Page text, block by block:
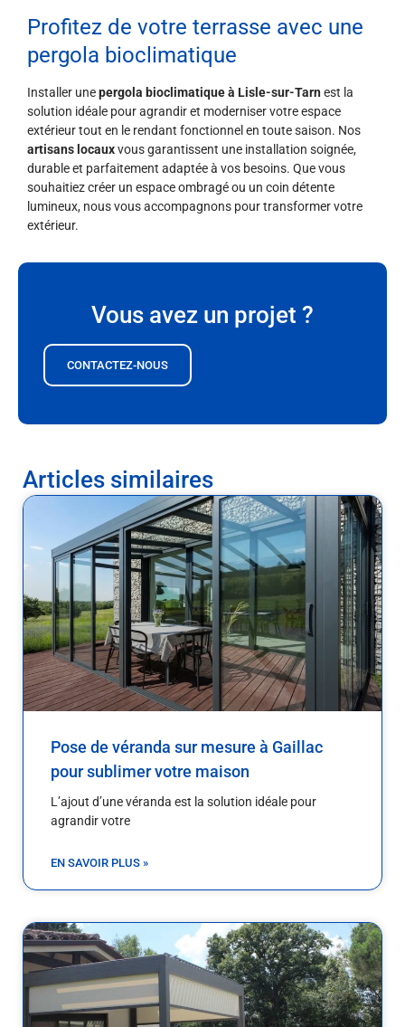
Vous avez un projet ?
CONTACTEZ-NOUS
Profitez de votre terrasse avec une
pergola bioclimatique
Installer unepergola bioclimatique à Lisle-sur-Tarnest la
solution idéale pour agrandir et moderniser votre espace
extérieur tout en le rendant fonctionnel en toute saison. Nos
artisans locauxvous garantissent une installation soignée,
durable et parfaitement adaptée à vos besoins. Que vous
souhaitiez créer un espace ombragé ou un coin détente
lumineux, nous vous accompagnons pour transformer votre
extérieur.
Articles similaires
Pose de véranda sur mesure à Gaillac
pour sublimer votre maison
L’ajout d’une véranda est la solution idéale pour
agrandir votre
EN SAVOIR PLUS »